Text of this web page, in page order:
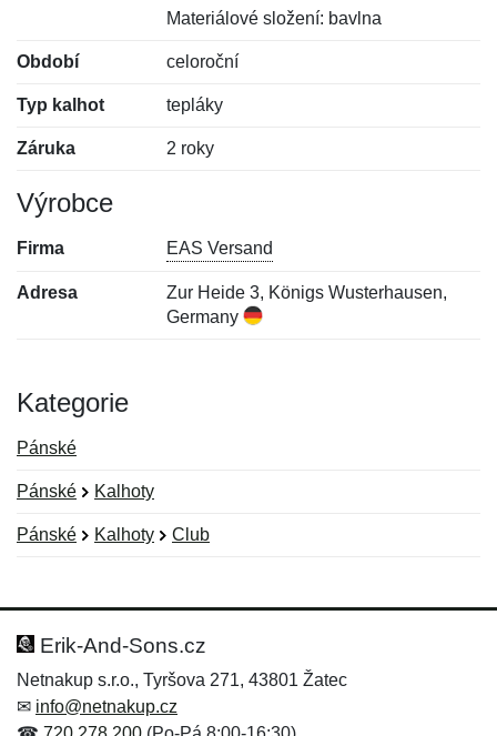
Materiálové složení: bavlna
Období celoroční
Typ kalhot tepláky
Záruka 2 roky
Výrobce
Firma EAS Versand
Adresa
Zur Heide 3, Königs Wusterhausen,
Germany
Kategorie
Pánské
Pánské Kalhoty
Pánské Kalhoty Club
Hodnocení:
Jméno: *
Jméno:
E-mail:*
Erik-And-Sons.cz
Netnakup s.r.o., Tyršova 271, 43801 Žatec
✉ info@netnakup.cz